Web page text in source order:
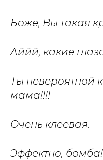
Боже, Вы такая
Аййй, какие
Ты невероятной
мама!!!!
Очень клеевая.
Эффектно, бомба!